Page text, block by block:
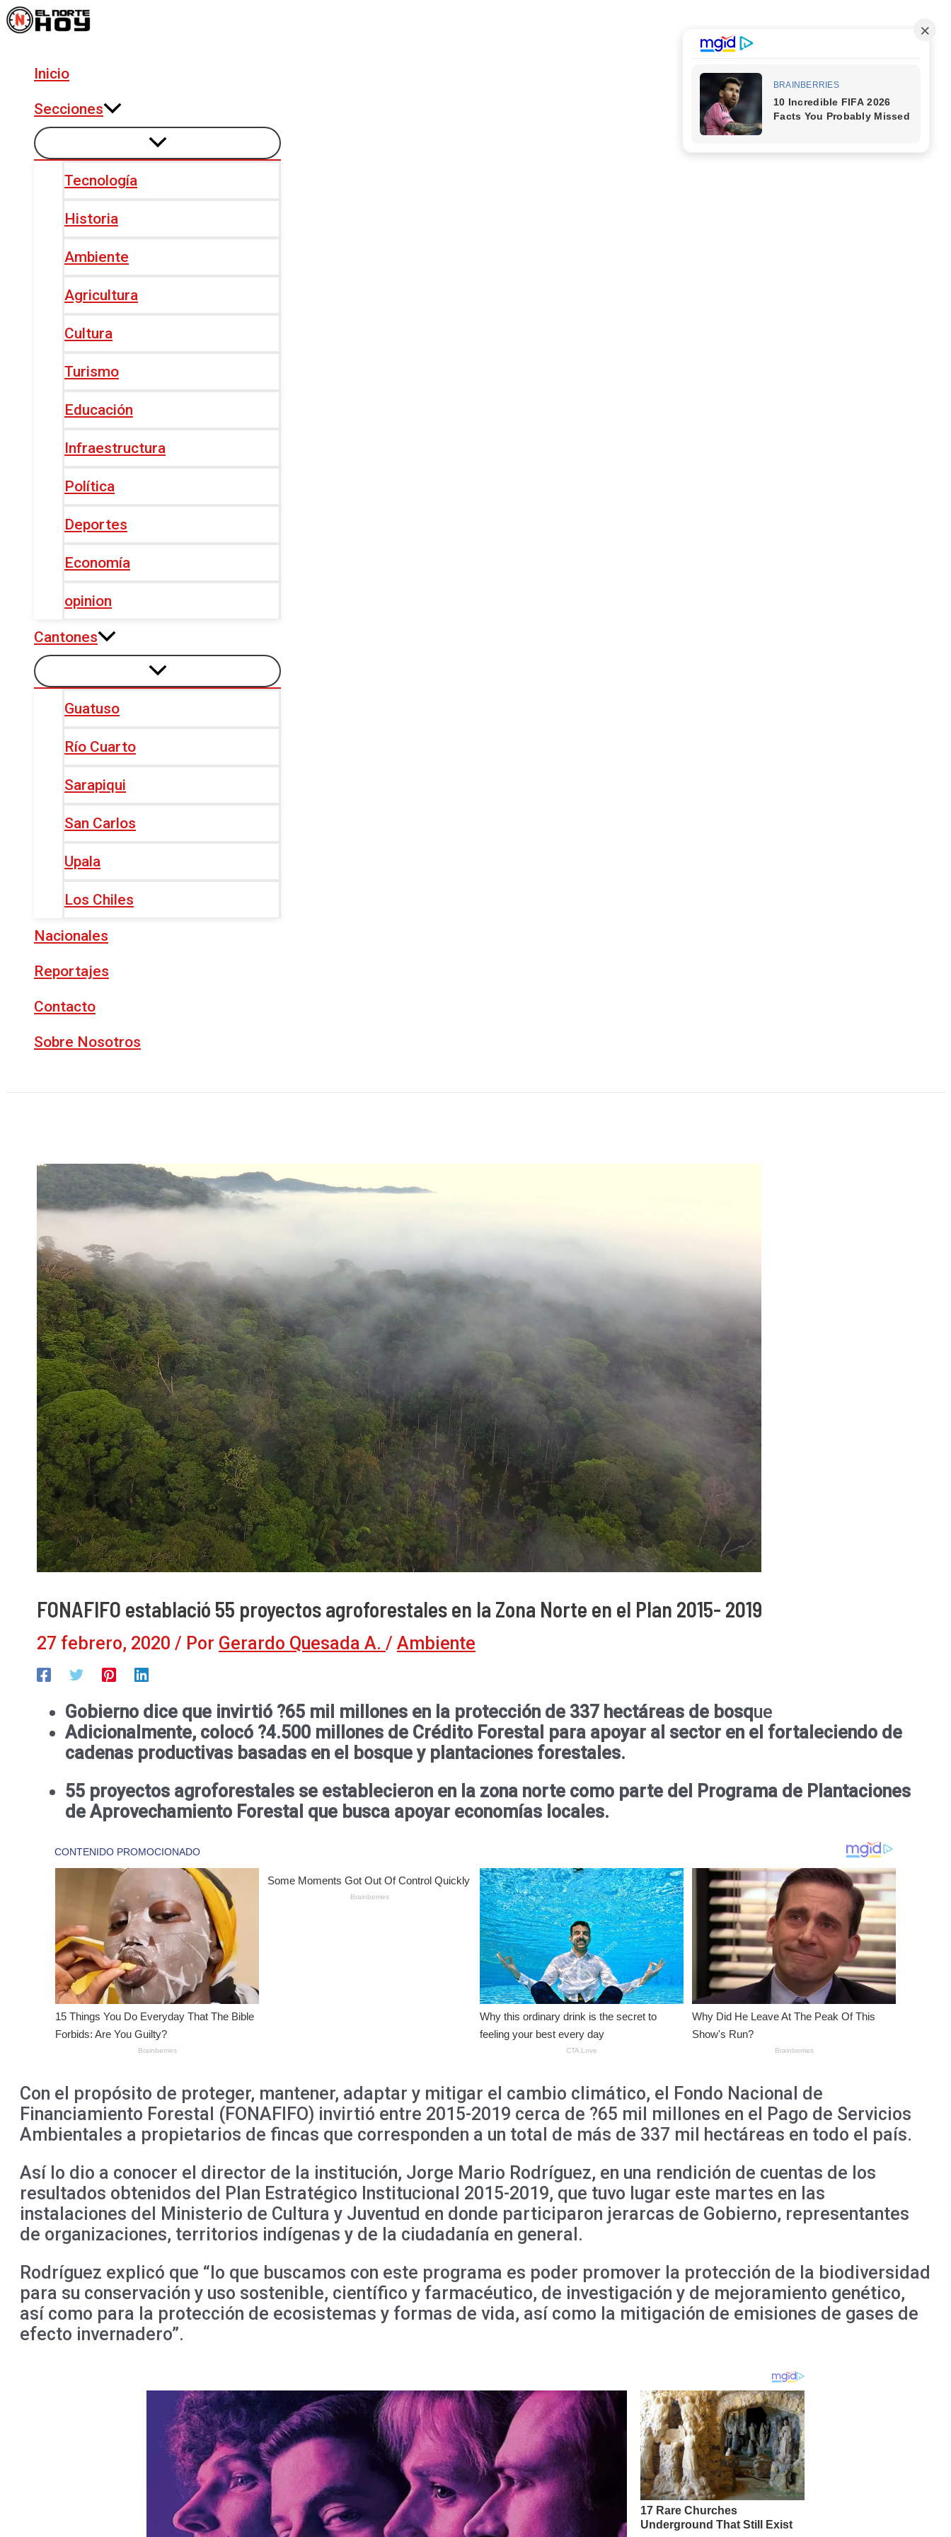
Ir
al
Inicio
Secciones
Tecnología
Historia
Ambiente
Agricultura
Cultura
Turismo
Educación
Infraestructura
Política
Deportes
Economía
opinion
Cantones
Guatuso
Río Cuarto
Sarapiqui
San Carlos
Upala
Los Chiles
Nacionales
Reportajes
Contacto
Sobre Nosotros
FONAFIFO establació 55 proyectos agroforestales en la Zona Norte en el Plan 2015- 2019
27 febrero, 2020 / Por Gerardo Quesada A. / Ambiente
Gobierno dice que invirtió ?65 mil millones en la protección de 337 hectáreas de bosque
Adicionalmente, colocó ?4.500 millones de Crédito Forestal para apoyar al sector en el fortaleciendo de
cadenas productivas basadas en el bosque y plantaciones forestales.
55 proyectos agroforestales se establecieron en la zona norte como parte del Programa de Plantaciones
de Aprovechamiento Forestal que busca apoyar economías locales.
Con el propósito de proteger, mantener, adaptar y mitigar el cambio climático, el Fondo Nacional de
Financiamiento Forestal (FONAFIFO) invirtió entre 2015-2019 cerca de ?65 mil millones en el Pago de Servicios
Ambientales a propietarios de fincas que corresponden a un total de más de 337 mil hectáreas en todo el país.
Así lo dio a conocer el director de la institución, Jorge Mario Rodríguez, en una rendición de cuentas de los
resultados obtenidos del Plan Estratégico Institucional 2015-2019, que tuvo lugar este martes en las
instalaciones del Ministerio de Cultura y Juventud en donde participaron jerarcas de Gobierno, representantes
de organizaciones, territorios indígenas y de la ciudadanía en general.
Rodríguez explicó que “lo que buscamos con este programa es poder promover la protección de la biodiversidad
para su conservación y uso sostenible, científico y farmacéutico, de investigación y de mejoramiento genético,
así como para la protección de ecosistemas y formas de vida, así como la mitigación de emisiones de gases de
efecto invernadero”.
Navegación
de